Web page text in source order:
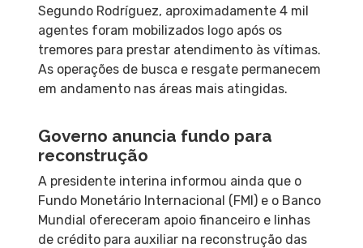
Segundo Rodríguez, aproximadamente 4 mil
agentes foram mobilizados logo após os
tremores para prestar atendimento às vítimas.
As operações de busca e resgate permanecem
em andamento nas áreas mais atingidas.
Governo anuncia fundo para
reconstrução
A presidente interina informou ainda que o
Fundo Monetário Internacional (FMI) e o Banco
Mundial ofereceram apoio financeiro e linhas
de crédito para auxiliar na reconstrução das